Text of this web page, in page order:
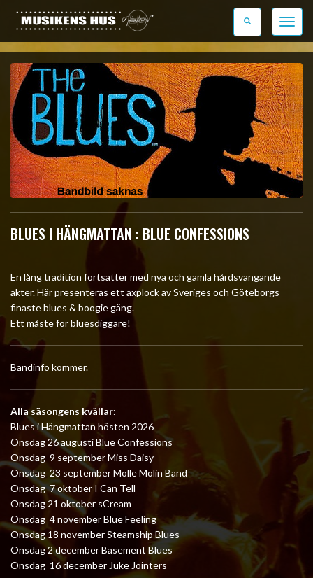
Toggle
BLUES I HÄNGMATTAN : BLUE CONFESSIONS
En lång tradition fortsätter med nya och gamla hårdsvängande
akter. Här presenteras ett axplock av Sveriges och Göteborgs
finaste blues & boogie gäng.
Ett måste för bluesdiggare!
Bandinfo kommer.
Alla säsongens kvällar:
Blues i Hängmattan hösten 2026
Onsdag 26 augusti Blue Confessions
Onsdag 9 september Miss Daisy
Onsdag 23 september Molle Molin Band
Onsdag 7 oktober I Can Tell
Onsdag 21 oktober sCream
Onsdag 4 november Blue Feeling
Onsdag 18 november Steamship Blues
Onsdag 2 december Basement Blues
Onsdag 16 december Juke Jointers